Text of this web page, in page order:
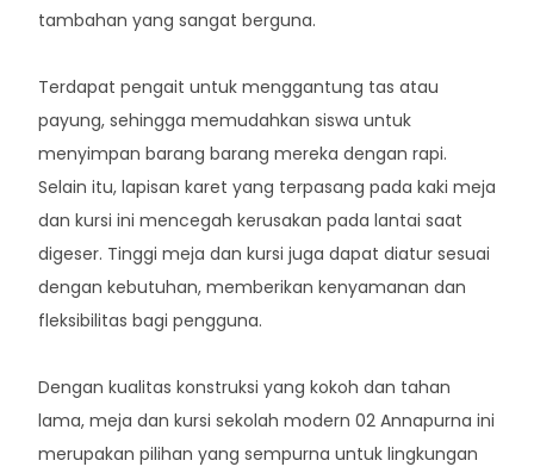
tambahan yang sangat berguna.
Terdapat pengait untuk menggantung tas atau
payung, sehingga memudahkan siswa untuk
menyimpan barang barang mereka dengan rapi.
Selain itu, lapisan karet yang terpasang pada kaki meja
dan kursi ini mencegah kerusakan pada lantai saat
digeser. Tinggi meja dan kursi juga dapat diatur sesuai
dengan kebutuhan, memberikan kenyamanan dan
fleksibilitas bagi pengguna.
Dengan kualitas konstruksi yang kokoh dan tahan
lama, meja dan kursi sekolah modern 02 Annapurna ini
merupakan pilihan yang sempurna untuk lingkungan